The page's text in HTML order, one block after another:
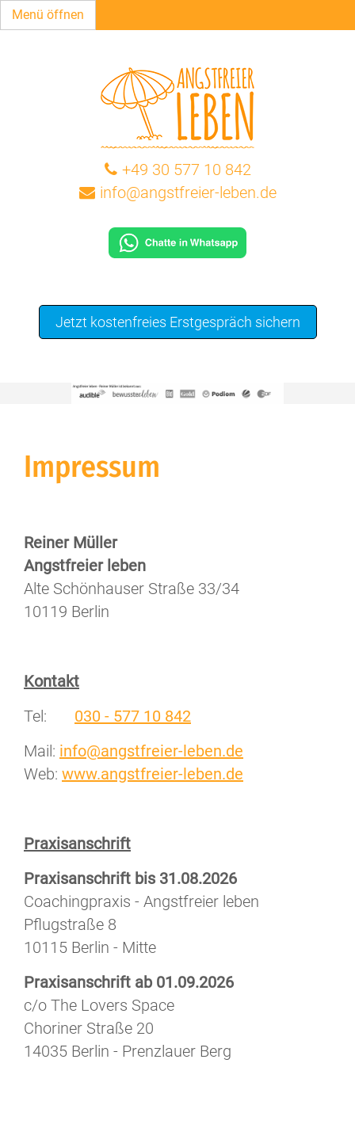
+49 30 577 10 842
info@angstfreier-leben.de
Jetzt kostenfreies Erstgespräch sichern
Menü öffnen
Impressum
Reiner Müller
Angstfreier leben
Alte Schönhauser Straße 33/34
10119 Berlin
Kontakt
Tel: 030 - 577 10 842
Mail: info@angstfreier-leben.de
Web: www.angstfreier-leben.de
Praxisanschrift
Praxisanschrift bis 31.08.2026
Coachingpraxis - Angstfreier leben
Pflugstraße 8
10115 Berlin - Mitte
Praxisanschrift ab 01.09.2026
c/o The Lovers Space
Choriner Straße 20
14035 Berlin - Prenzlauer Berg